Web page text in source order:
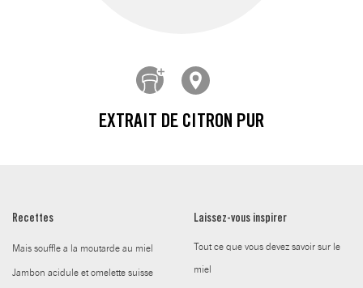
EXTRAIT DE CITRON PUR
Recettes
Mais souffle a la moutarde au miel
Jambon acidule et omelette suisse
Laissez-vous inspirer
Tout ce que vous devez savoir sur le
miel